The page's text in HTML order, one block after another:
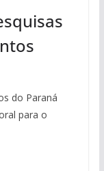
do Paraná
para o